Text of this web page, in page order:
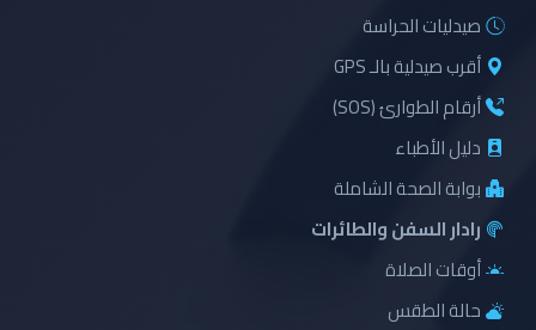
صيدليات الحراسة
أقرب صيدلية بالـ GPS
أرقام الطوارئ (SOS)
دليل الأطباء
بوابة الصحة الشاملة
رادار السفن والطائرات
أوقات الصلاة
حالة الطقس